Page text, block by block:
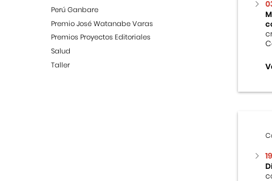
Perú Ganbare
Premio José Watanabe Varas
Premios Proyectos Editoriales
Salud
Taller